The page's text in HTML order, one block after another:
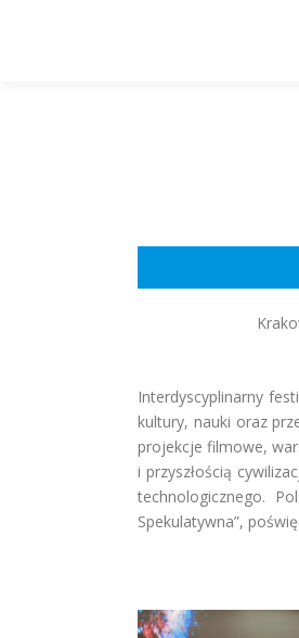
Interdyscyplinarny
kultury, nauki oraz
projekcje filmowe,
i przyszłością
technologicznego.
Spekulatywna”,